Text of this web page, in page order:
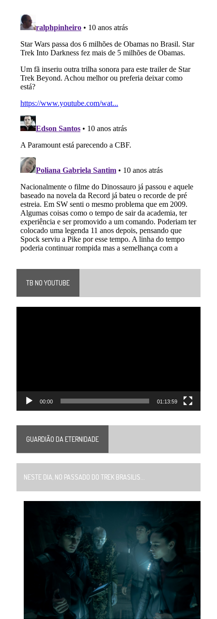
TB NO YOUTUBE
00:00 01:13:59
GUARDIÃO DA ETERNIDADE
NESTE DIA, NO PASSADO DO TREK BRASILIS...